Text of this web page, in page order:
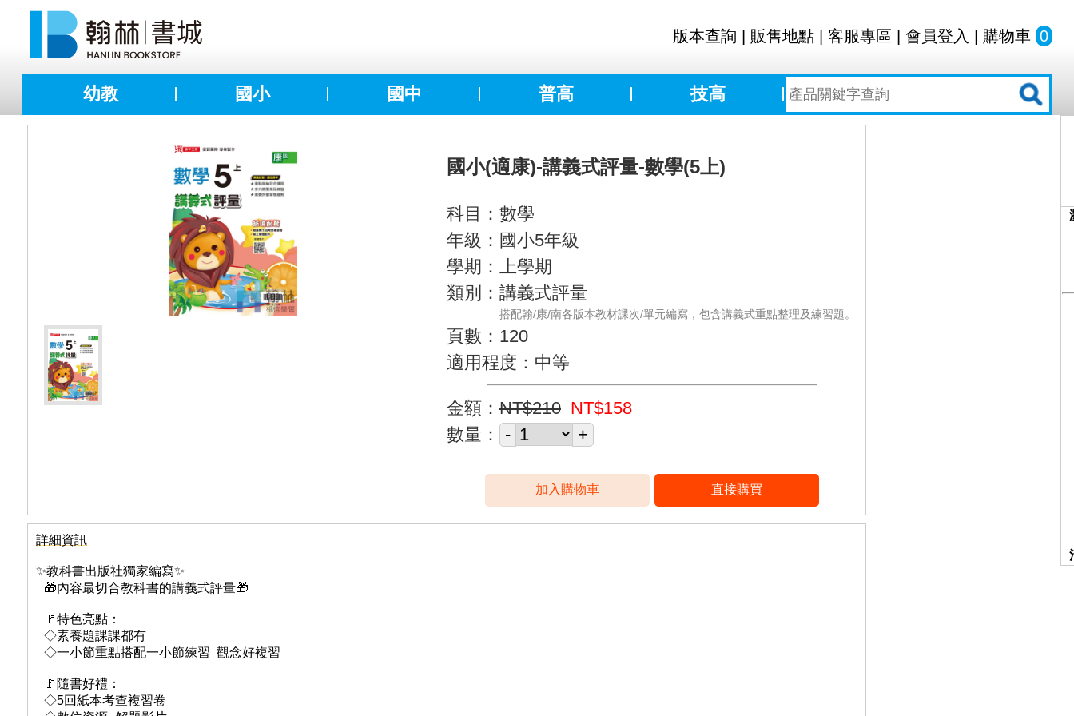
版本查詢 販售地點 客服專區 會員登入 購物車 0
幼教 國小 國中 普高 技高
國小(適康)-講義式評量-數學(5上)
科目：數學
年級：國小5年級
學期：上學期
類別：講義式評量
搭配翰/康/南各版本教材課次/單元編寫，包含講義式重點整理及練習題。
頁數：120
適用程度：中等
金額： NT$210 NT$158
數量：
詳細資訊
✨教科書出版社獨家編寫✨
🎁內容最切合教科書的講義式評量🎁
🚩特色亮點：
◇素養題課課都有
◇一小節重點搭配一小節練習 觀念好複習
🚩隨書好禮：
◇5回紙本考查複習卷